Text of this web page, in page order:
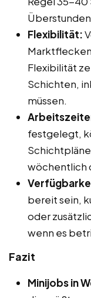
Flexibilität:
Flexibilität
Schichten,
müssen.
festgelegt,
wöchentlich
bereit sein,
oder
wenn es
Fazit
Minijobs in